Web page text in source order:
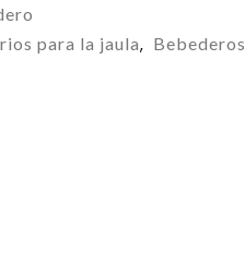
para la jaula, Bebederos